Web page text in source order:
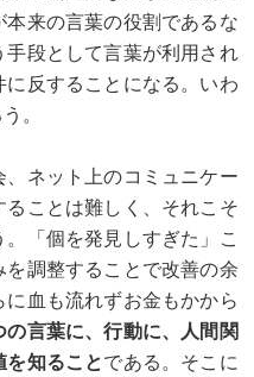
本来の言葉の役割であるな
段として言葉が利用され
反することになる。いわ
。
ネット上のコミュニケー
ことは難しく、それこそ
「個を発見しすぎた」こ
調整することで改善の余
血も流れずお金もかから
の言葉に、行動に、人間関
を知ることである。そこに